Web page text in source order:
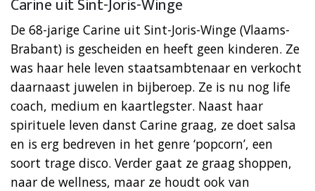
De 68-jarige Carine uit Sint-Joris-Winge (Vlaams-
Brabant) is gescheiden en heeft geen kinderen. Ze
was haar hele leven staatsambtenaar en verkocht
daarnaast juwelen in bijberoep. Ze is nu nog life
coach, medium en kaartlegster. Naast haar
spirituele leven danst Carine graag, ze doet salsa
en is erg bedreven in het genre ‘popcorn’, een
soort trage disco. Verder gaat ze graag shoppen,
naar de wellness, maar ze houdt ook van